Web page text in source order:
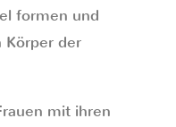
formen und
Körper der
mit ihren